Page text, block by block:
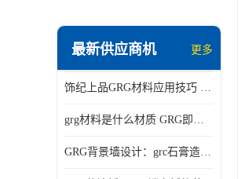
最新供应商机 更多
饰纪上品GRG材料应用技巧 如何在工程中实现装饰效果
grg材料是什么材质 GRG即玻璃纤维增强石膏
GRG背景墙设计：grc石膏造型的创意灵感集